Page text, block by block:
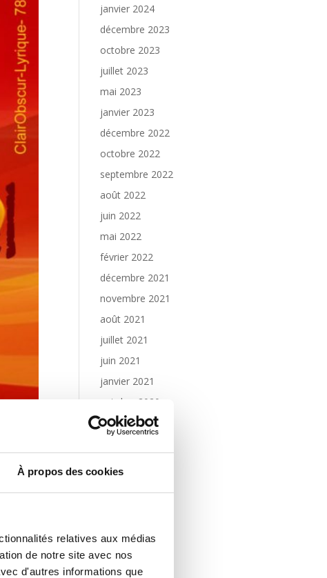
À propos des cookies
relatives aux médias
de notre site avec nos
d'autres informations que
janvier 2024
décembre 2023
octobre 2023
juillet 2023
mai 2023
janvier 2023
décembre 2022
octobre 2022
septembre 2022
août 2022
juin 2022
mai 2022
février 2022
décembre 2021
novembre 2021
août 2021
juillet 2021
juin 2021
janvier 2021
octobre 2020
septembre 2020
septembre 2019
août 2019